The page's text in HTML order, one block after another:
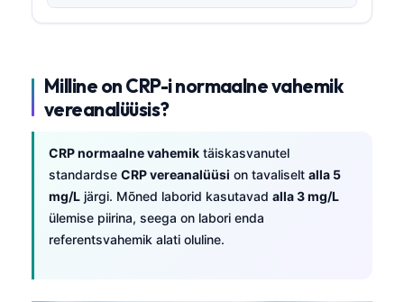
Milline on CRP-i normaalne vahemik
vereanalüüsis?
CRP normaalne vahemik täiskasvanutel
standardse CRP vereanalüüsi on tavaliselt alla 5
mg/L järgi. Mõned laborid kasutavad alla 3 mg/L
ülemise piirina, seega on labori enda
referentsvahemik alati oluline.